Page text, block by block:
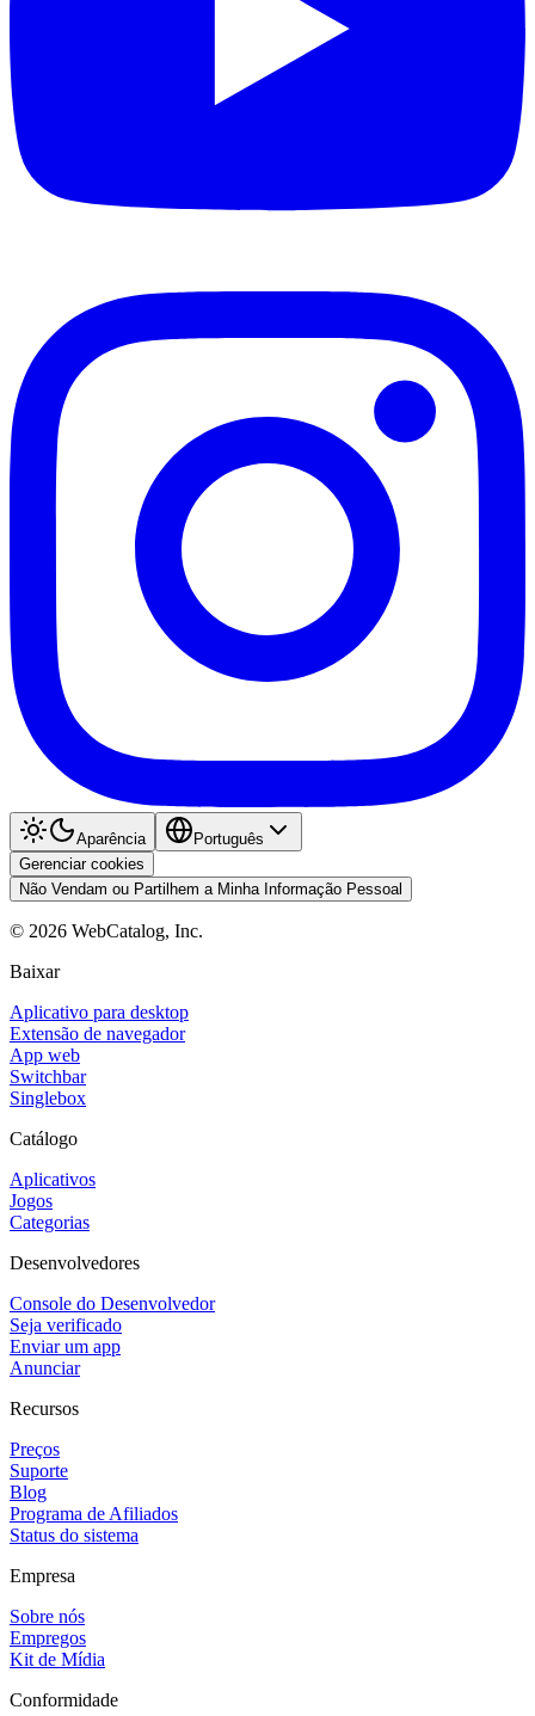
Aparência
Português
Gerenciar cookies
Não Vendam ou Partilhem a Minha Informação Pessoal
© 2026 WebCatalog, Inc.
Baixar
Aplicativo para desktop
Extensão de navegador
App web
Switchbar
Singlebox
Catálogo
Aplicativos
Jogos
Categorias
Desenvolvedores
Console do Desenvolvedor
Seja verificado
Enviar um app
Anunciar
Recursos
Preços
Suporte
Blog
Programa de Afiliados
Status do sistema
Empresa
Sobre nós
Empregos
Kit de Mídia
Conformidade